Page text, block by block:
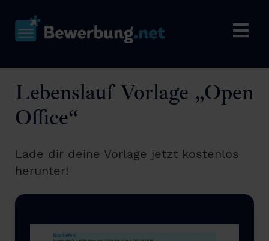
Lebenslauf Vorlage „Open
Office“
Lade dir deine Vorlage jetzt kostenlos
herunter!